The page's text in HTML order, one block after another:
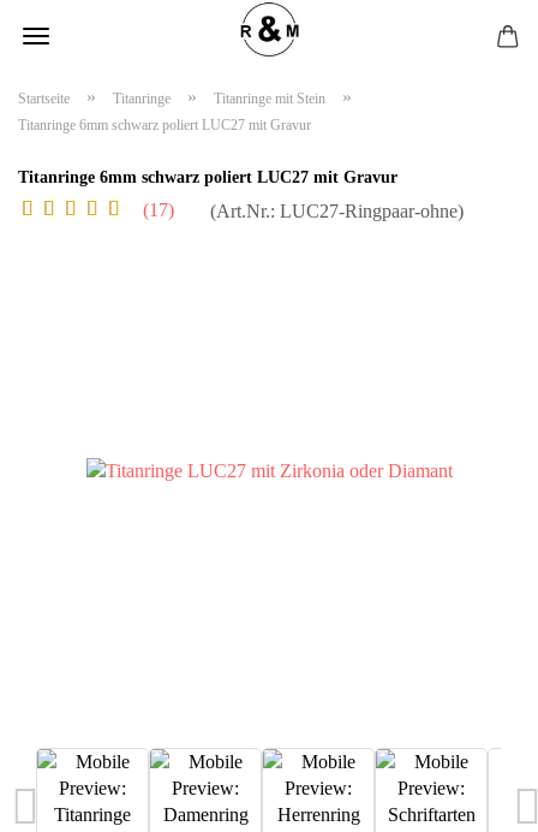
Startseite » Titanringe » Titanringe mit Stein »
Titanringe 6mm schwarz poliert LUC27 mit Gravur
Titanringe 6mm schwarz poliert LUC27 mit Gravur
17 (Art.Nr.: LUC27-Ringpaar-ohne)